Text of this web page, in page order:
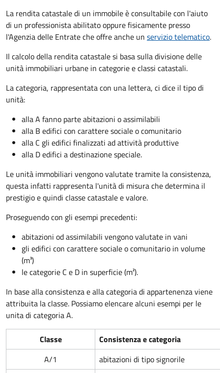
La rendita catastale di un immobile è consultabile con l'aiuto
di un professionista abilitato oppure fisicamente presso
l'Agenzia delle Entrate che offre anche un servizio telematico.
Il calcolo della rendita catastale si basa sulla divisione delle
unità immobiliari urbane in categorie e classi catastali.
La categoria, rappresentata con una lettera, ci dice il tipo di
unità:
alla A fanno parte abitazioni o assimilabili
alla B edifici con carattere sociale o comunitario
alla C gli edifici finalizzati ad attività produttive
alla D edifici a destinazione speciale.
Le unità immobiliari vengono valutate tramite la consistenza,
questa infatti rappresenta l'unità di misura che determina il
prestigio e quindi classe catastale e valore.
Proseguendo con gli esempi precedenti:
abitazioni od assimilabili vengono valutate in vani
gli edifici con carattere sociale o comunitario in volume
(m³)
le categorie C e D in superficie (m²).
In base alla consistenza e alla categoria di appartenenza viene
attribuita la classe. Possiamo elencare alcuni esempi per le
unita di categoria A.
Classe
Consistenza e categoria
A/1
abitazioni di tipo signorile